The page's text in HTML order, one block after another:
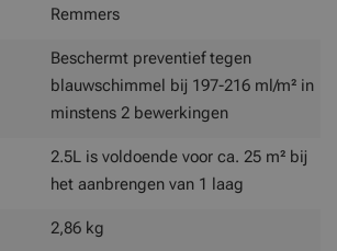
Remmers
Beschermt preventief tegen
blauwschimmel bij 197-216 ml/m² in
minstens 2 bewerkingen
2.5L is voldoende voor ca. 25 m² bij
het aanbrengen van 1 laag
2,86 kg